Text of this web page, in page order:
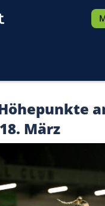
März